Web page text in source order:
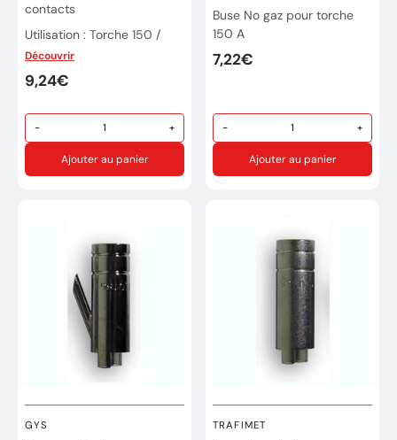
contacts
Utilisation : Torche 150 /
250 A
Ø de Fil : 0,6mm
Découvrir
9,24€
- +
Ajouter au panier
Buse No gaz pour torche
150 A
7,22€
- +
Ajouter au panier
GYS TRAFIMET